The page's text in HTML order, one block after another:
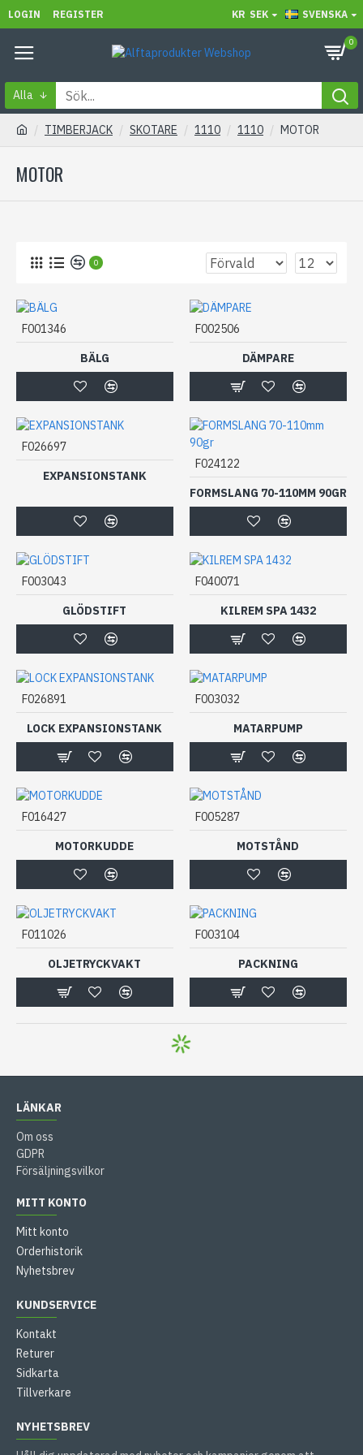
LOGIN REGISTER KR SEK SVENSKA
0
Alla
TIMBERJACK SKOTARE 1110 1110 MOTOR
MOTOR
0
F001346
BÄLG
F002506
DÄMPARE
F026697
EXPANSIONSTANK
F024122
FORMSLANG 70-110MM 90GR
F003043
GLÖDSTIFT
F040071
KILREM SPA 1432
F026891
LOCK EXPANSIONSTANK
F003032
MATARPUMP
F016427
MOTORKUDDE
F005287
MOTSTÅND
F011026
OLJETRYCKVAKT
F003104
PACKNING
LÄNKAR
Om oss
GDPR
Försäljningsvilkor
MITT KONTO
Mitt konto
Orderhistorik
Nyhetsbrev
KUNDSERVICE
Kontakt
Returer
Sidkarta
Tillverkare
NYHETSBREV